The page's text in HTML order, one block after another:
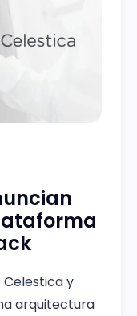
Celestica y
arquitectura